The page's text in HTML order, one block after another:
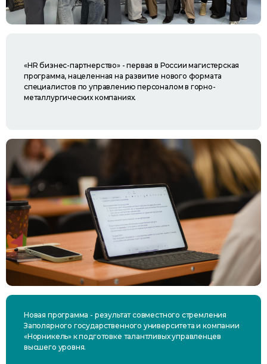
«HR бизнес-партнерство» - первая в России магистерская
программа, нацеленная на развитие нового формата
специалистов по управлению персоналом в горно-
металлургических компаниях.
Новая программа - результат совместного стремления
Заполярного государственного университета и компании
«Норникель» к подготовке талантливых управленцев
высшего уровня.